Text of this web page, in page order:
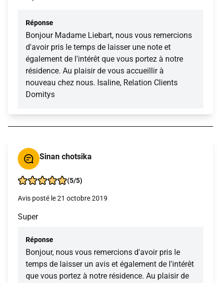
Réponse
Bonjour Madame Liebart, nous vous remercions
d'avoir pris le temps de laisser une note et
également de l'intérêt que vous portez à notre
résidence. Au plaisir de vous accueillir à
nouveau chez nous. Isaline, Relation Clients
Domitys
Sinan chotsika
(5/5)
Avis posté le 21 octobre 2019
Super
Réponse
Bonjour, nous vous remercions d'avoir pris le
temps de laisser un avis et également de l'intérêt
que vous portez à notre résidence. Au plaisir de